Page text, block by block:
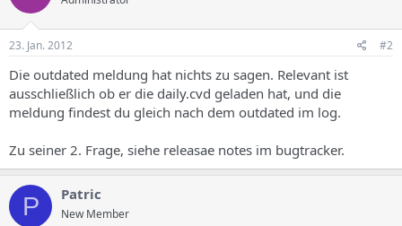
23. Jan. 2012 #2
Die outdated meldung hat nichts zu sagen. Relevant ist
ausschließlich ob er die daily.cvd geladen hat, und die
meldung findest du gleich nach dem outdated im log.
Zu seiner 2. Frage, siehe releasae notes im bugtracker.
P Patric
New Member